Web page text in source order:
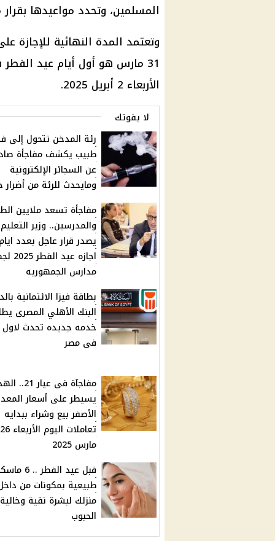
المسلمين، وتحدد مواعيدها
وتعتمد المدة النهائية للإجازة
31 مارس هو أول أيام عيد
الأربعاء 2 أبريل 2025.
لا يفوتك
رئة المدخن تتحول إلى
طبيب يكشف مفاجأة
عن السجائر الإلكترونية
ومايحدث للرئة من
مفاجأة تسعد ملايين
والمدرسين.. وزير التعليم
يصدر قرار عاجل بعدد
اجازه
مدارس الجمهوريه
بطاقة فيزا الائتمانية
البنك الأهلي المصرى
خدمه جديده تحدث لاول
فى مصر
مفاجآة فى عيار
يسيطر على أسعار
الأصفر بيع وشراء ببدايه
تعاملات اليوم الأربعاء 26
مارس 2025
قبل عيد الفطر
طبيعية بمكونات من
منزلك لبشرة نقية
الحبوب